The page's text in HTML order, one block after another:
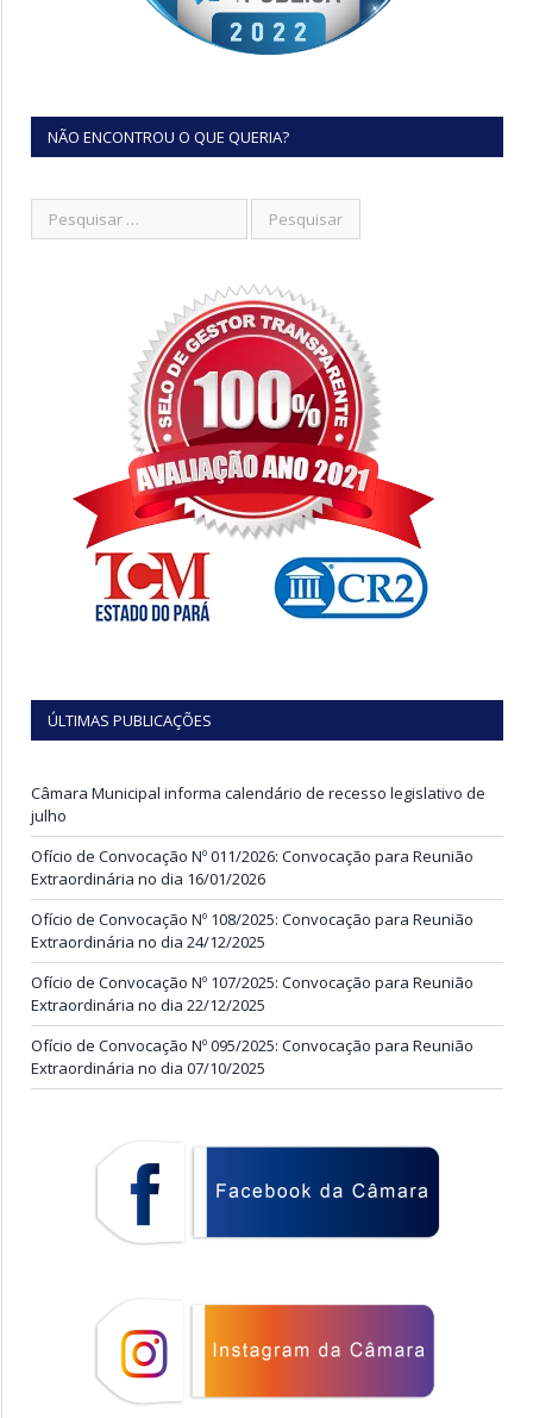
NÃO ENCONTROU O QUE QUERIA?
ÚLTIMAS PUBLICAÇÕES
Câmara Municipal informa calendário de recesso legislativo de
julho
Ofício de Convocação Nº 011/2026: Convocação para Reunião
Extraordinária no dia 16/01/2026
Ofício de Convocação Nº 108/2025: Convocação para Reunião
Extraordinária no dia 24/12/2025
Ofício de Convocação Nº 107/2025: Convocação para Reunião
Extraordinária no dia 22/12/2025
Ofício de Convocação Nº 095/2025: Convocação para Reunião
Extraordinária no dia 07/10/2025